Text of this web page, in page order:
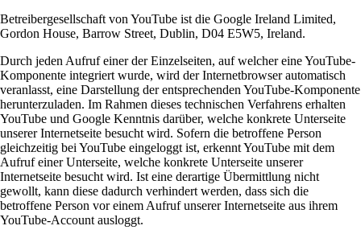
Betreibergesellschaft von YouTube ist die Google Ireland Limited,
Gordon House, Barrow Street, Dublin, D04 E5W5, Ireland.
Durch jeden Aufruf einer der Einzelseiten, auf welcher eine YouTube-
Komponente integriert wurde, wird der Internetbrowser automatisch
veranlasst, eine Darstellung der entsprechenden YouTube-Komponente
herunterzuladen. Im Rahmen dieses technischen Verfahrens erhalten
YouTube und Google Kenntnis darüber, welche konkrete Unterseite
unserer Internetseite besucht wird. Sofern die betroffene Person
gleichzeitig bei YouTube eingeloggt ist, erkennt YouTube mit dem
Aufruf einer Unterseite, welche konkrete Unterseite unserer
Internetseite besucht wird. Ist eine derartige Übermittlung nicht
gewollt, kann diese dadurch verhindert werden, dass sich die
betroffene Person vor einem Aufruf unserer Internetseite aus ihrem
YouTube-Account ausloggt.